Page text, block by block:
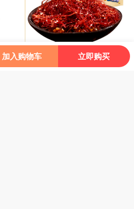
老廖家灯影牛肉100g
加入购物车 立即购买